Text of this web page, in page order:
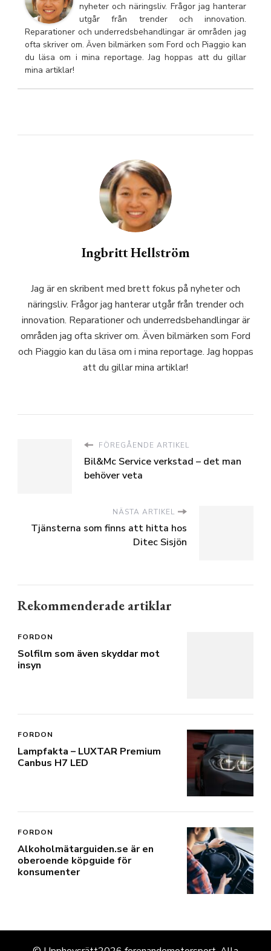
nyheter och näringsliv. Frågor jag hanterar
utgår från trender och innovation.
Reparationer och underredsbehandlingar är områden jag
ofta skriver om. Även bilmärken som Ford och Piaggio kan
du läsa om i mina reportage. Jag hoppas att du gillar
mina artiklar!
Ingbritt Hellström
Jag är en skribent med brett fokus på nyheter och
näringsliv. Frågor jag hanterar utgår från trender och
innovation. Reparationer och underredsbehandlingar är
områden jag ofta skriver om. Även bilmärken som Ford
och Piaggio kan du läsa om i mina reportage. Jag hoppas
att du gillar mina artiklar!
FÖREGÅENDE ARTIKEL
Bil&Mc Service verkstad – det man
behöver veta
NÄSTA ARTIKEL
Tjänsterna som finns att hitta hos
Ditec Sisjön
Rekommenderade artiklar
FORDON
Solfilm som även skyddar mot
insyn
FORDON
Lampfakta – LUXTAR Premium
Canbus H7 LED
FORDON
Alkoholmätarguiden.se är en
oberoende köpguide för
konsumenter